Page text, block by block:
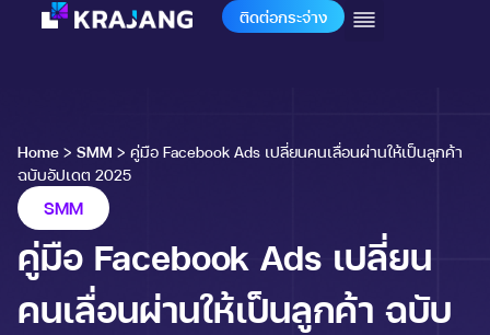
ติดต่อกระจ่าง
Home > SMM > คู่มือ Facebook Ads เปลี่ยนคนเลื่อนผ่านให้เป็นลูกค้า
ฉบับอัปเดต 2025
SMM
คู่มือ Facebook Ads เปลี่ยน
คนเลื่อนผ่านให้เป็นลูกค้า ฉบับ